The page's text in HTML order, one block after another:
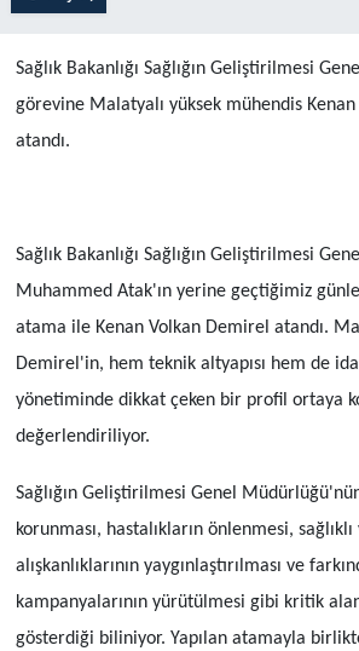
Sağlık Bakanlığı Sağlığın Geliştirilmesi
görevine Malatyalı yüksek mühendis
atandı.
Sağlık Bakanlığı Sağlığın Geliştirilmesi
Muhammed Atak'ın yerine geçtiğimiz
atama ile Kenan Volkan Demirel atandı.
Demirel'in, hem teknik altyapısı hem de
yönetiminde dikkat çeken bir profil ortaya
değerlendiriliyor.
Sağlığın Geliştirilmesi Genel
korunması, hastalıkların önlenmesi, sağlıklı
alışkanlıklarının yaygınlaştırılması ve
kampanyalarının yürütülmesi gibi kritik
gösterdiği biliniyor. Yapılan atamayla